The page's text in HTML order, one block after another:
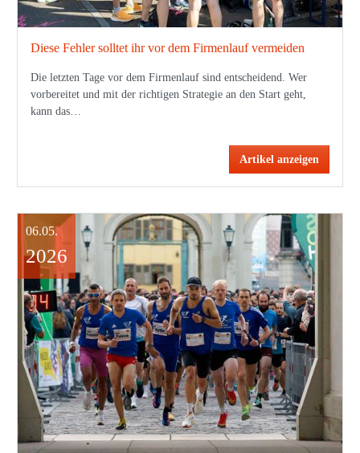
Diese Fehler solltet ihr vor dem Firmenlauf vermeiden
Die letzten Tage vor dem Firmenlauf sind entscheidend. Wer
vorbereitet und mit der richtigen Strategie an den Start geht,
kann das…
Artikel anzeigen
06.05.
2026